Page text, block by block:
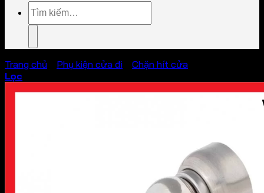
Tìm
kiếm:
Trang chủ Phụ kiện cửa đi
Chặn hít cửa
Lọc